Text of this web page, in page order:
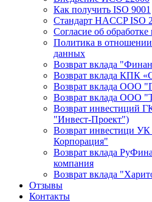
Как получить ISO 9001
Стандарт HACCP ISO
Согласие об
Политика в
данных
Возврат вклада
Возврат вклада КПК
Возврат вклада ООО
Возврат вклада ООО
Возврат
"Инвест-Проект")
Возврат инвестици
Корпорация"
Возврат вклада
компания
Возврат вклада
Отзывы
Контакты